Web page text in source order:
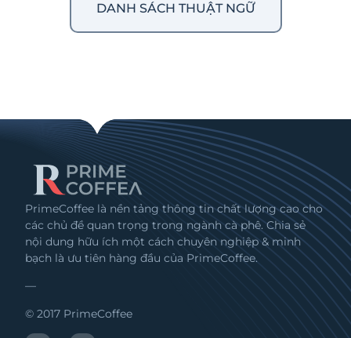
DANH SÁCH THUẬT NGỮ
PrimeCoffee là nền tảng thông tin chất lượng cao cho
các chủ đề quan trọng trong ngành cà phê. Chia sẻ
nội dung hữu ích một cách chuyên nghiệp & minh
bạch là ưu tiên hàng đầu của PrimeCoffee.
—
© 2017 PrimeCoffee